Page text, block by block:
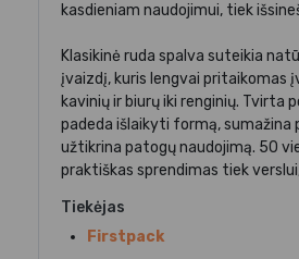
kasdieniam naudojimui, tiek
Klasikinė ruda spalva suteikia
įvaizdį, kuris lengvai pritaikomas
kavinių ir biurų iki renginių. Tvirta
padeda išlaikyti formą, sumažina
užtikrina patogų naudojimą. 50
praktiškas sprendimas tiek
Tiekėjas
Firstpack